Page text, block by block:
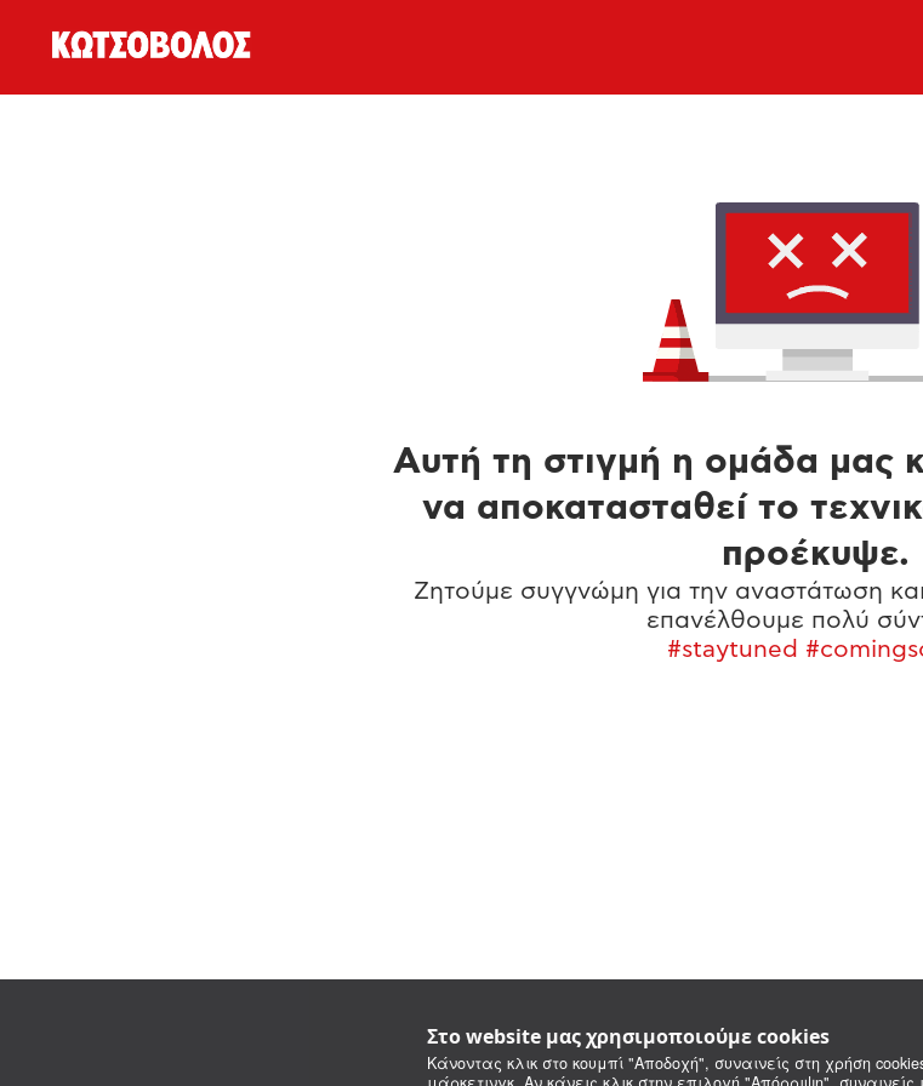
Στο website μας χρησιμοποιούμε cookies
Κάνοντας κλικ στο κουμπί "Αποδοχή", συναινείς στη χρήση
Αυτή τη στιγμή η ομάδα μας
να αποκατασταθεί το
προέκυψε.
Ζητούμε συγγνώμη για την αναστάτωση και
επανέλθουμε πολύ
#staytuned